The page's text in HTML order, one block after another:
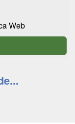
Web